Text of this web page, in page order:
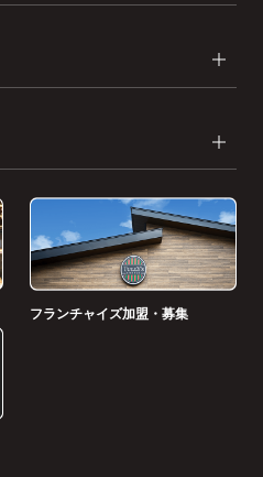
フランチャイズ加盟・募集